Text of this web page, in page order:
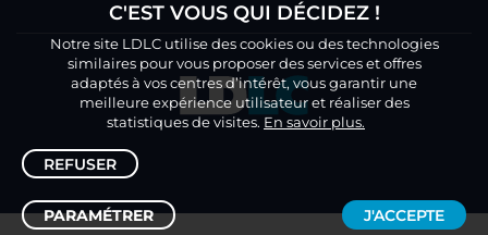
C'EST VOUS QUI DÉCIDEZ !
Notre site LDLC utilise des cookies ou des technologies
similaires pour vous proposer des services et offres
adaptés à vos centres d’intérêt, vous garantir une
meilleure expérience utilisateur et réaliser des
statistiques de visites. En savoir plus.
REFUSER
PARAMÉTRER J'ACCEPTE